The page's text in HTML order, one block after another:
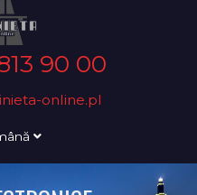
90 00
online.pl